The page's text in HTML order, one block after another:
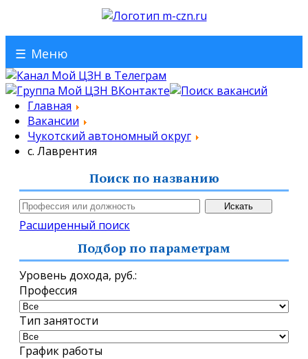
☰ Меню
Главная
Вакансии
Чукотский автономный округ
с. Лаврентия
Поиск по названию
Расширенный поиск
Подбор по параметрам
Уровень дохода, руб.:
Профессия
Тип занятости
График работы